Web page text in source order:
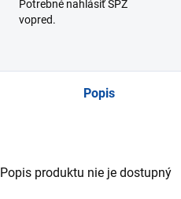
Potrebné nahlásiť ŠPZ
vopred.
Popis
Popis produktu nie je dostupný